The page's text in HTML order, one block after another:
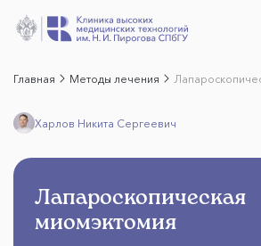
Главная Методы лечения
Харлов Никита Сергеевич
Лапароскопическая
миомэктомия